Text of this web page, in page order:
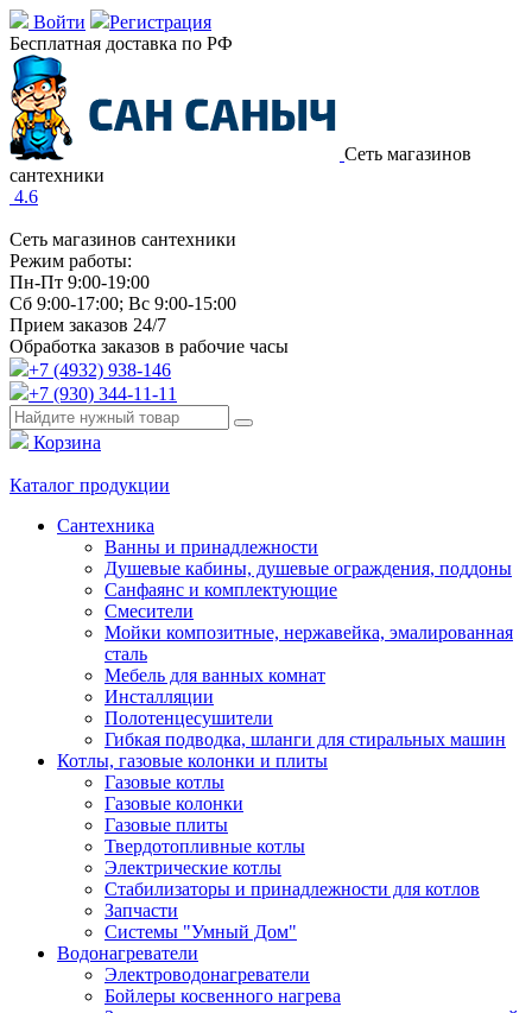
Войти
Регистрация
Бесплатная доставка по РФ
Сеть магазинов
сантехники
4.6
Сеть магазинов сантехники
Режим работы:
Пн-Пт 9:00-19:00
Сб 9:00-17:00; Вс 9:00-15:00
Прием заказов 24/7
Обработка заказов в рабочие часы
+7 (4932) 938-146
+7 (930) 344-11-11
Корзина
Каталог продукции
Сантехника
Ванны и принадлежности
Душевые кабины, душевые ограждения, поддоны
Санфаянс и комплектующие
Смесители
Мойки композитные, нержавейка, эмалированная
сталь
Мебель для ванных комнат
Инсталляции
Полотенцесушители
Гибкая подводка, шланги для стиральных машин
Котлы, газовые колонки и плиты
Газовые котлы
Газовые колонки
Газовые плиты
Твердотопливные котлы
Электрические котлы
Стабилизаторы и принадлежности для котлов
Запчасти
Системы "Умный Дом"
Водонагреватели
Электроводонагреватели
Бойлеры косвенного нагрева